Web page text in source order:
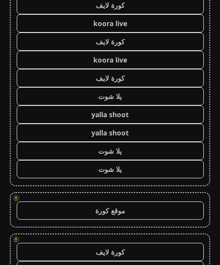
كورة لايف
koora live
كورة لايف
koora live
كورة لايف
يلا شوت
yalla shoot
yalla shoot
يلا شوت
يلا شوت
!
موقع كورة
!
كورة لايف